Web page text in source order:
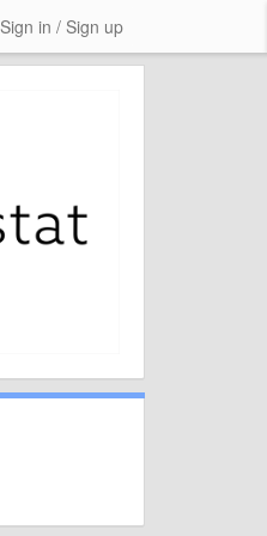
Sign in / Sign up